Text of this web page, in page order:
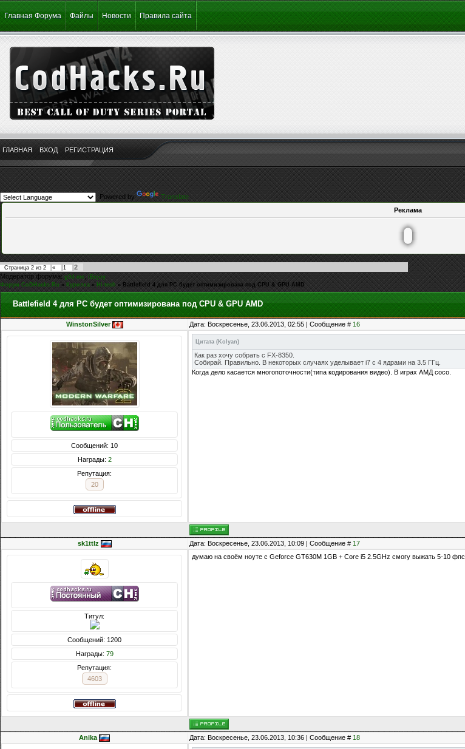
Главная Форума Файлы Новости Правила сайта
ГЛАВНАЯ ВХОД РЕГИСТРАЦИЯ
Powered by
Translate
Реклама
Страница 2 из 2 « 1
2
Модератор форума:g0d-me,iEnjoy
Форум CoDHacks.Ru » Курилка » Hi-tech » Battlefield 4 для PC будет оптимизирована под CPU & GPU AMD
Battlefield 4 для PC будет оптимизирована под CPU & GPU AMD
WinstonSilver Дата: Воскресенье, 23.06.2013, 02:55 | Сообщение # 16
Сообщений: 10
Награды: 2
Репутация:
20
Цитата ( Kolyan)
Как раз хочу собрать с FX-8350.
Собирай. Правильно. В некоторых случаях уделывает i7 с 4 ядрами на 3.5 ГГц.
Когда дело касается многопоточности(типа кодирования видео). В играх АМД сосо.
sk1ttlz Дата: Воскресенье, 23.06.2013, 10:09 | Сообщение # 17
Титул:
Сообщений: 1200
Награды: 79
Репутация:
4603
думаю на своём ноуте с Geforce GT630M 1GB + Core i5 2.5GHz смогу выжать 5-10 фпс
Anika Дата: Воскресенье, 23.06.2013, 10:36 | Сообщение # 18